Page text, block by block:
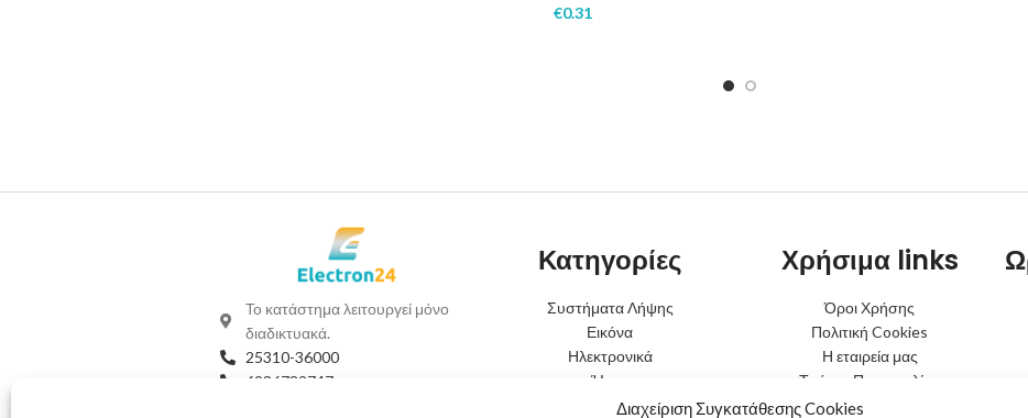
Διαχείριση Συγκατάθεσης Cookies
€0.31
Το κατάστημα λειτουργεί μόνο
διαδικτυακά.
25310-36000
6986732747
Κατηγορίες
Συστήματα Λήψης
Εικόνα
Ηλεκτρονικά
Ήχος
Φωτισμός
Χρήσιμα links
Όροι Χρήσης
Πολιτική Cookies
Η εταιρεία μας
Τρόποι Παραγγελίας
Τρόποι Αποστολής